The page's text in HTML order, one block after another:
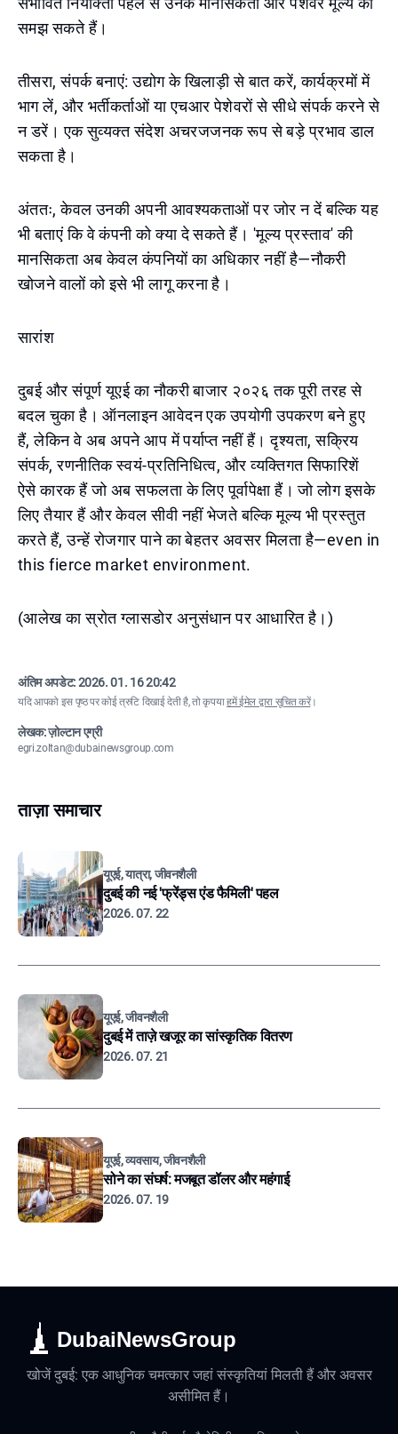
समझ सकते हैं।
तीसरा, संपर्क बनाएं: उद्योग के खिलाड़ी से बात करें, कार्यक्रमों में
भाग लें, और भर्तीकर्ताओं या एचआर पेशेवरों से सीधे संपर्क करने से
न डरें। एक सुव्यक्त संदेश अचरजजनक रूप से बड़े प्रभाव डाल
सकता है।
अंततः, केवल उनकी अपनी आवश्यकताओं पर जोर न दें बल्कि यह
भी बताएं कि वे कंपनी को क्या दे सकते हैं। 'मूल्य प्रस्ताव' की
मानसिकता अब केवल कंपनियों का अधिकार नहीं है—नौकरी
खोजने वालों को इसे भी लागू करना है।
सारांश
दुबई और संपूर्ण यूएई का नौकरी बाजार २०२६ तक पूरी तरह से
बदल चुका है। ऑनलाइन आवेदन एक उपयोगी उपकरण बने हुए
हैं, लेकिन वे अब अपने आप में पर्याप्त नहीं हैं। दृश्यता, सक्रिय
संपर्क, रणनीतिक स्वयं-प्रतिनिधित्व, और व्यक्तिगत सिफारिशें
ऐसे कारक हैं जो अब सफलता के लिए पूर्वापेक्षा हैं। जो लोग इसके
लिए तैयार हैं और केवल सीवी नहीं भेजते बल्कि मूल्य भी प्रस्तुत
करते हैं, उन्हें रोजगार पाने का बेहतर अवसर मिलता है—even in
this fierce market environment.
(आलेख का स्रोत ग्लासडोर अनुसंधान पर आधारित है।)
अंतिम अपडेट:2026. 01. 16 20:42
यदि आपको इस पृष्ठ पर कोई त्रुटि दिखाई देती है, तो कृपयाहमें ईमेल द्वारा सूचित करें।
लेखक: ज़ोल्टान एग्री
egri.zoltan@dubainewsgroup.com
ताज़ा समाचार
यूएई, यात्रा, जीवनशैली
दुबई की नई 'फ्रेंड्स एंड फैमिली' पहल
2026. 07. 22
यूएई, जीवनशैली
दुबई में ताज़े खजूर का सांस्कृतिक वितरण
2026. 07. 21
यूएई, व्यवसाय, जीवनशैली
सोने का संघर्ष: मजबूत डॉलर और महंगाई
2026. 07. 19
DubaiNewsGroup
खोजें दुबई: एक आधुनिक चमत्कार जहां संस्कृतियां मिलती हैं और अवसर
असीमित हैं।